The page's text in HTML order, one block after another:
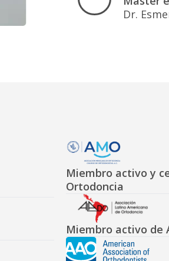
Dr.
Miembro activo y
Ortodoncia
Miembro activo de